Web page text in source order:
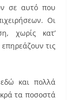
σε αυτό που
Οι
χωρίς κατ’
τις
και πολλά
τα ποσοστά